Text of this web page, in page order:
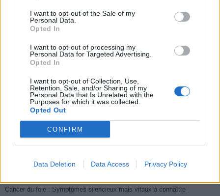
I want to opt-out of the Sale of my
Personal Data.
Opted In
I want to opt-out of processing my
Personal Data for Targeted Advertising.
Opted In
I want to opt-out of Collection, Use,
Retention, Sale, and/or Sharing of my
Personal Data that Is Unrelated with the
Purposes for which it was collected.
Opted Out
CONFIRM
Data Deletion Data Access Privacy Policy
Populaires
Ce cancer mortel explose chez les personnes nées après 1980 : le
symptôme à repérer
Je suis cardiologue et voici le seul chocolat que je valide : c’est le
meilleur pour le cœur
Cancer du foie : Symptômes silencieux mais vitaux à connaître